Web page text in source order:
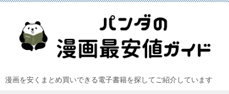
漫画を安くまとめ買いできる電子書籍を探してご紹介しています